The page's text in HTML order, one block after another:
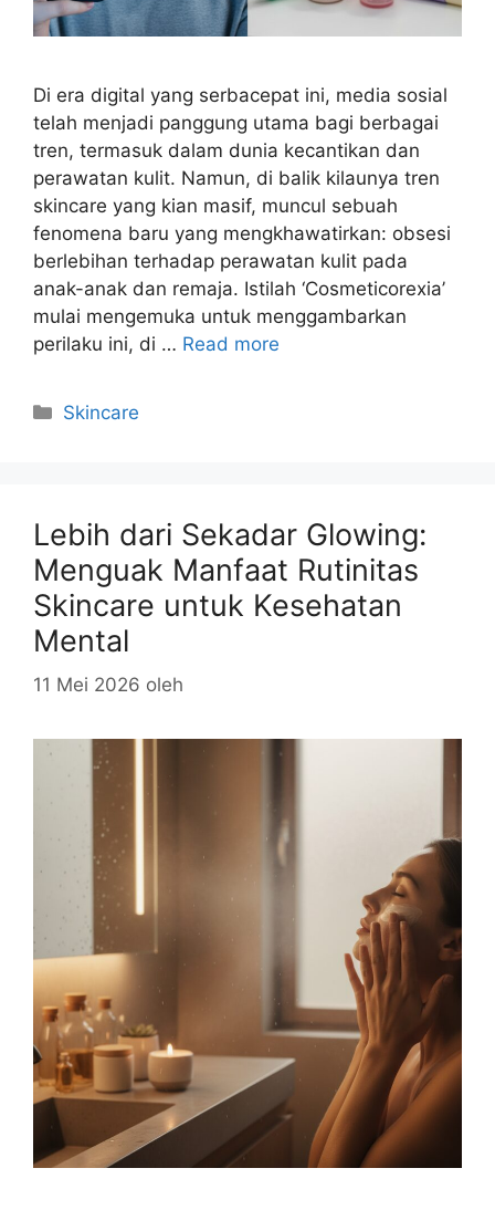
Di era digital yang serbacepat ini, media sosial
telah menjadi panggung utama bagi berbagai
tren, termasuk dalam dunia kecantikan dan
perawatan kulit. Namun, di balik kilaunya tren
skincare yang kian masif, muncul sebuah
fenomena baru yang mengkhawatirkan: obsesi
berlebihan terhadap perawatan kulit pada
anak-anak dan remaja. Istilah ‘Cosmeticorexia’
mulai mengemuka untuk menggambarkan
perilaku ini, di … Read more
Kategori
Skincare
Lebih dari Sekadar Glowing:
Menguak Manfaat Rutinitas
Skincare untuk Kesehatan
Mental
11 Mei 2026 oleh